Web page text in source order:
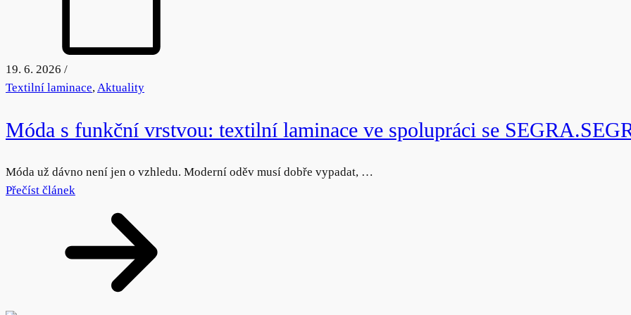
19. 6. 2026 /
Textilní laminace,Aktuality
Móda s funkční vrstvou: textilní laminace ve spolupráci se
Móda už dávno není jen o vzhledu. Moderní oděv musí dobře vypadat, …
Přečíst článek